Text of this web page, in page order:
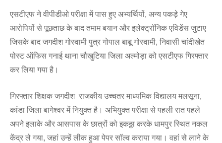
एसटीएफ ने वीपीडीओ परीक्षा में पास हुए अभ्यर्थियों, अन्य पकड़े गेए
आरोपियों से पूछताछ के बाद तमाम बयान और इलेक्ट्रॉनिक एविडेंस जुटाए
जिसके बाद जगदीश गोस्वामी पुत्र गोपाल बाबू गोस्वामी, निवासी चांदीखेत
पोस्ट ऑफिस गनाई थाना चौखुटिया जिला अल्मोड़ा को एसटीएफ गिरफ्तार
कर लिया गया है।
गिरफ्तार शिक्षक जगदीश राजकीय उच्चतर माध्यमिक विद्यालय मलसूना,
कांडा जिला बागेश्वर में नियुक्त है। अभियुक्त परीक्षा से पहली रात पहले
अपने इलाके और आसपास के छात्रों को इकठ्ठा करके धामपुर स्थित नकल
केंद्र ले गया, जहां उन्हें लीक हुआ पेपर सॉल्व कराया गया। वहां से लाने के